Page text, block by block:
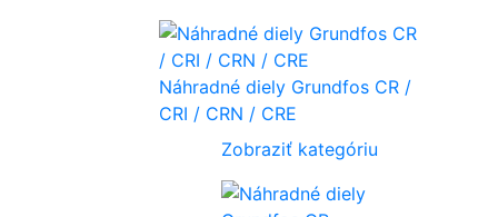
Náhradné diely Grundfos CR /
CRI / CRN / CRE
Zobraziť kategóriu